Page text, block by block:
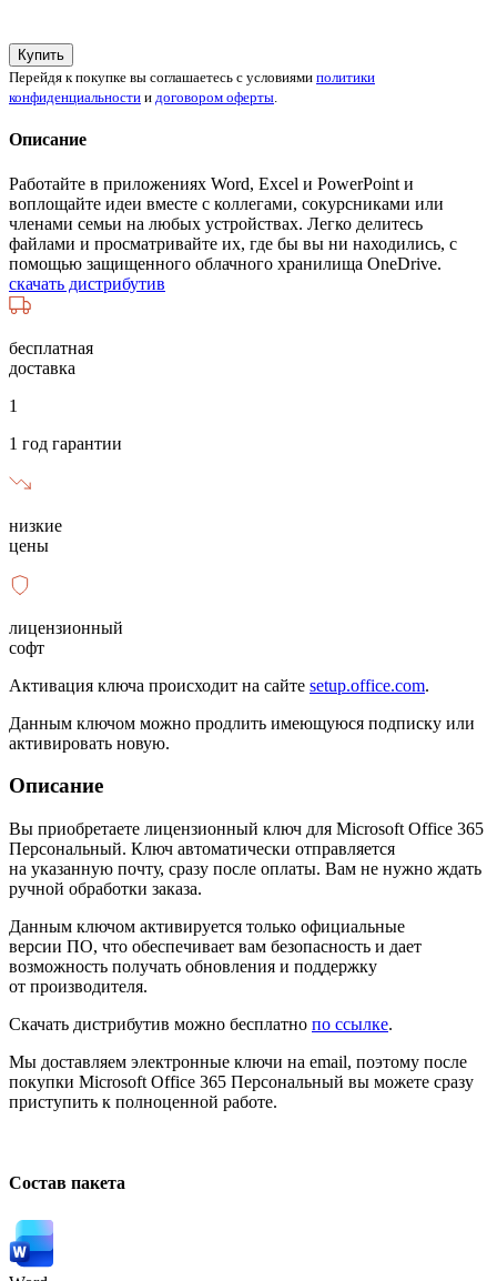
Купить
Перейдя к покупке вы соглашаетесь с условиями политики
конфиденциальности и договором оферты.
Описание
Работайте в приложениях Word, Excel и PowerPoint и
воплощайте идеи вместе с коллегами, сокурсниками или
членами семьи на любых устройствах. Легко делитесь
файлами и просматривайте их, где бы вы ни находились, с
помощью защищенного облачного хранилища OneDrive.
скачать дистрибутив
бесплатная
доставка
1
1 год гарантии
низкие
цены
лицензионный
софт
Активация ключа происходит на сайте setup.office.com.
Данным ключом можно продлить имеющуюся подписку или
активировать новую.
Описание
Вы приобретаете лицензионный ключ для Microsoft Office 365
Персональный. Ключ автоматически отправляется
на указанную почту, сразу после оплаты. Вам не нужно ждать
ручной обработки заказа.
Данным ключом активируется только официальные
версии ПО, что обеспечивает вам безопасность и дает
возможность получать обновления и поддержку
от производителя.
Скачать дистрибутив можно бесплатно по ссылке.
Мы доставляем электронные ключи на email, поэтому после
покупки Microsoft Office 365 Персональный вы можете сразу
приступить к полноценной работе.
Состав пакета